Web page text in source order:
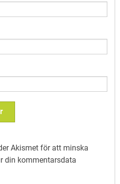
Akismet för att minska
din kommentarsdata